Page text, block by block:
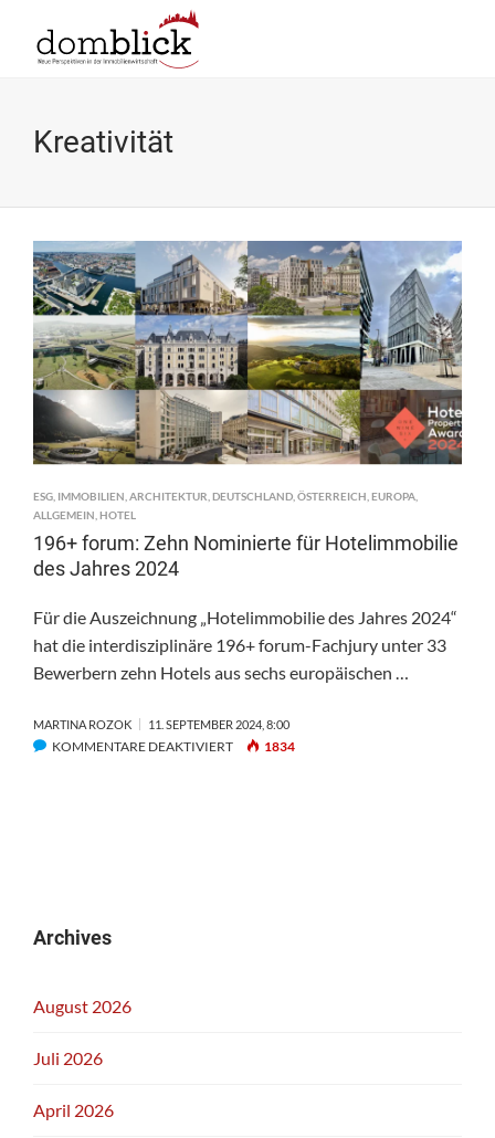
Kreativität
ESG IMMOBILIEN ARCHITEKTUR DEUTSCHLAND ÖSTERREICH EUROPA
ALLGEMEIN HOTEL
196+ forum: Zehn Nominierte für Hotelimmobilie
des Jahres 2024
Für die Auszeichnung „Hotelimmobilie des Jahres 2024“
hat die interdisziplinäre 196+ forum-Fachjury unter 33
Bewerbern zehn Hotels aus sechs europäischen …
MARTINA ROZOK 11. SEPTEMBER 2024, 8:00
KOMMENTARE DEAKTIVIERTFÜR 1834
Archives
August 2026
Juli 2026
April 2026